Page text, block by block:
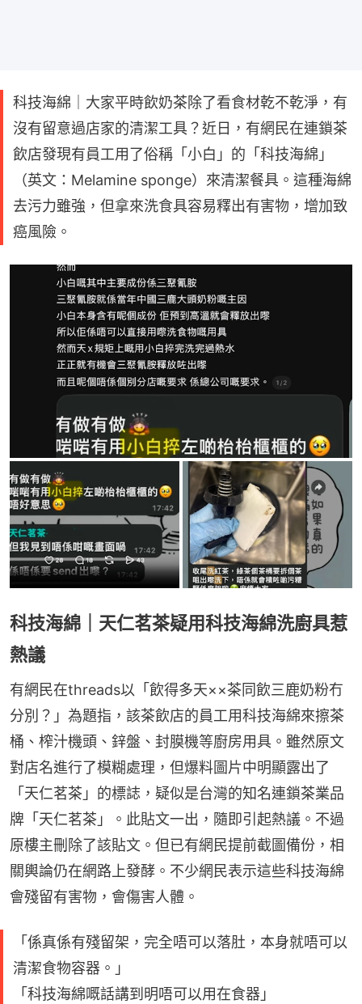
科技海綿｜大家平時飲奶茶除了看食材乾不乾淨，有
沒有留意過店家的清潔工具？近日，有網民在連鎖茶
飲店發現有員工用了俗稱「小白」的「科技海綿」
（英文：Melamine sponge）來清潔餐具。這種海綿
去污力雖強，但拿來洗食具容易釋出有害物，增加致
癌風險。
科技海綿｜天仁茗茶疑用科技海綿洗廚具惹
熱議
有網民在threads以「飲得多天××茶同飲三鹿奶粉冇
分別？」為題指，該茶飲店的員工用科技海綿來擦茶
桶、榨汁機頭、鋅盤、封膜機等廚房用具。雖然原文
對店名進行了模糊處理，但爆料圖片中明顯露出了
「天仁茗茶」的標誌，疑似是台灣的知名連鎖茶業品
牌「天仁茗茶」。此貼文一出，隨即引起熱議。不過
原樓主刪除了該貼文。但已有網民提前截圖備份，相
關輿論仍在網路上發酵。不少網民表示這些科技海綿
會殘留有害物，會傷害人體。
「係真係有殘留架，完全唔可以落肚，本身就唔可以
清潔食物容器。」
「科技海綿嘅話講到明唔可以用在食器」